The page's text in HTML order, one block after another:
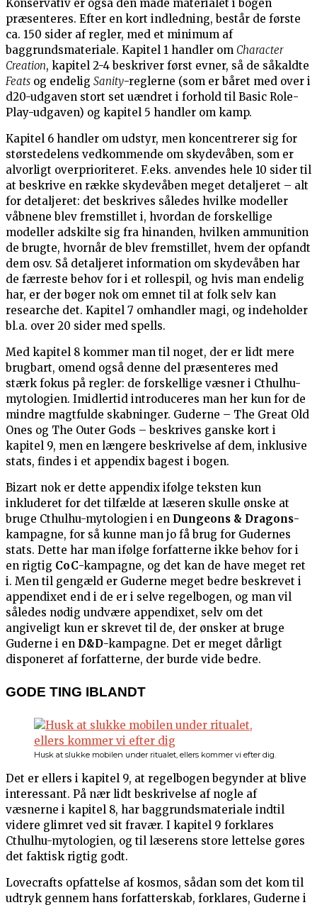
Konservativ er også den måde materialet i bogen
præsenteres. Efter en kort indledning, består de første
ca. 150 sider af regler, med et minimum af
baggrundsmateriale. Kapitel 1 handler om Character
Creation, kapitel 2-4 beskriver først evner, så de såkaldte
Feats og endelig Sanity-reglerne (som er båret med over i
d20-udgaven stort set uændret i forhold til Basic Role-
Play-udgaven) og kapitel 5 handler om kamp.
Kapitel 6 handler om udstyr, men koncentrerer sig for
størstedelens vedkommende om skydevåben, som er
alvorligt overprioriteret. F.eks. anvendes hele 10 sider til
at beskrive en række skydevåben meget detaljeret – alt
for detaljeret: det beskrives således hvilke modeller
våbnene blev fremstillet i, hvordan de forskellige
modeller adskilte sig fra hinanden, hvilken ammunition
de brugte, hvornår de blev fremstillet, hvem der opfandt
dem osv. Så detaljeret information om skydevåben har
de færreste behov for i et rollespil, og hvis man endelig
har, er der bøger nok om emnet til at folk selv kan
researche det. Kapitel 7 omhandler magi, og indeholder
bl.a. over 20 sider med spells.
Med kapitel 8 kommer man til noget, der er lidt mere
brugbart, omend også denne del præsenteres med
stærk fokus på regler: de forskellige væsner i Cthulhu-
mytologien. Imidlertid introduceres man her kun for de
mindre magtfulde skabninger. Guderne – The Great Old
Ones og The Outer Gods – beskrives ganske kort i
kapitel 9, men en længere beskrivelse af dem, inklusive
stats, findes i et appendix bagest i bogen.
Bizart nok er dette appendix ifølge teksten kun
inkluderet for det tilfælde at læseren skulle ønske at
bruge Cthulhu-mytologien i en Dungeons & Dragons-
kampagne, for så kunne man jo få brug for Gudernes
stats. Dette har man ifølge forfatterne ikke behov for i
en rigtig CoC-kampagne, og det kan de have meget ret
i. Men til gengæld er Guderne meget bedre beskrevet i
appendixet end i de er i selve regelbogen, og man vil
således nødig undvære appendixet, selv om det
angiveligt kun er skrevet til de, der ønsker at bruge
Guderne i en D&D-kampagne. Det er meget dårligt
disponeret af forfatterne, der burde vide bedre.
GODE TING IBLANDT
Husk at slukke mobilen under ritualet, ellers kommer vi efter dig.
Det er ellers i kapitel 9, at regelbogen begynder at blive
interessant. På nær lidt beskrivelse af nogle af
væsnerne i kapitel 8, har baggrundsmateriale indtil
videre glimret ved sit fravær. I kapitel 9 forklares
Cthulhu-mytologien, og til læserens store lettelse gøres
det faktisk rigtig godt.
Lovecrafts opfattelse af kosmos, sådan som det kom til
udtryk gennem hans forfatterskab, forklares, Guderne i